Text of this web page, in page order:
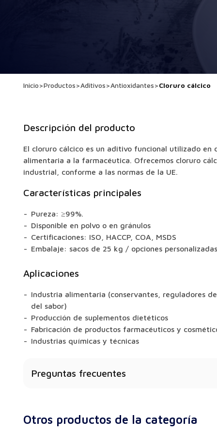
Inicio>Productos>Aditivos>Antioxidantes>Cloruro cálcico
Descripción del producto
El cloruro cálcico es un aditivo funcional utilizado en
alimentaria a la farmacéutica. Ofrecemos cloruro
industrial, conforme a las normas de la UE.
Características principales
Pureza: ≥99%.
Disponible en polvo o en gránulos
Certificaciones: ISO, HACCP, COA, MSDS
Embalaje: sacos de 25 kg / opciones
Aplicaciones
Industria alimentaria (conservantes, reguladores
del sabor)
Producción de suplementos dietéticos
Fabricación de productos farmacéuticos y
Industrias químicas y técnicas
Preguntas frecuentes
con nosotros.
Otros productos de la categoría